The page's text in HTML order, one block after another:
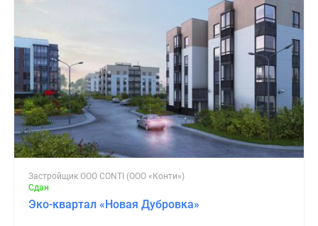
Застройщик ООО CONTI (ООО «Конти»)
Сдан
Эко-квартал «Новая Дубровка»